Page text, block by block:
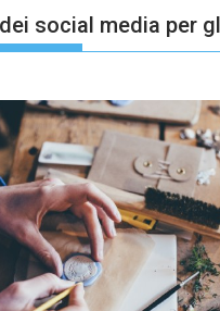
social media per